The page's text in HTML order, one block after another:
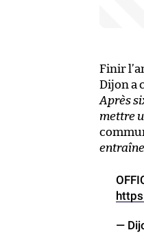
Finir
Dijon a
Après
mettre
—